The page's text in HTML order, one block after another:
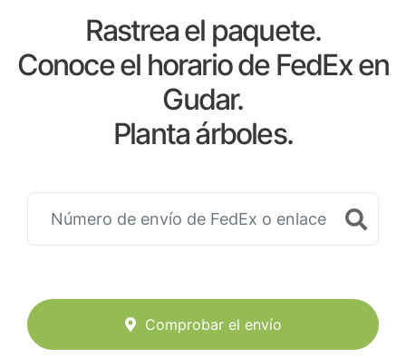
Rastrea el paquete.
Conoce el horario de FedEx en
Gudar.
Planta árboles.
Comprobar el envío